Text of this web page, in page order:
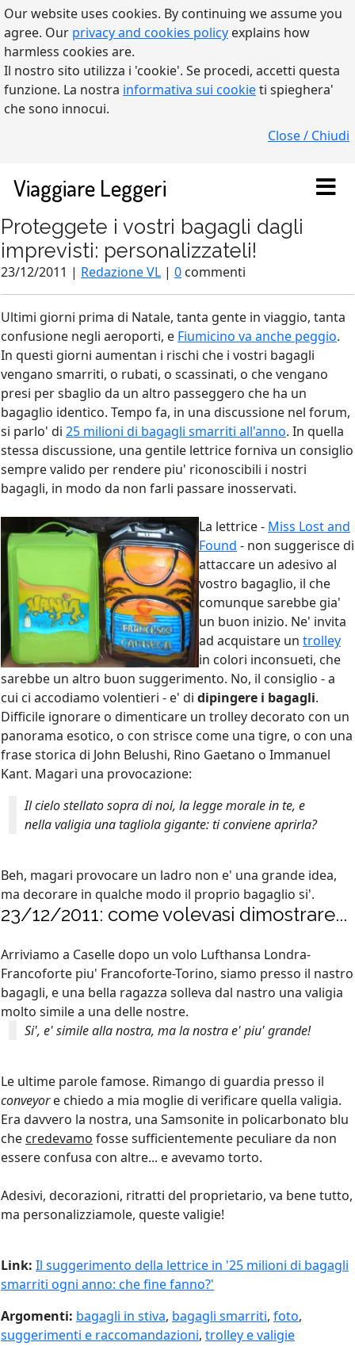
Our website uses cookies. By continuing we assume you
agree. Our privacy and cookies policy explains how
harmless cookies are.
Il nostro sito utilizza i 'cookie'. Se procedi, accetti questa
funzione. La nostra informativa sui cookieti spieghera'
che sono innocui.
Close / Chiudi
Viaggiare Leggeri
Proteggete i vostri bagagli dagli
imprevisti: personalizzateli!
23/12/2011 | Redazione VL | 0 commenti
Ultimi giorni prima di Natale, tanta gente in viaggio, tanta
confusione negli aeroporti, e Fiumicino va anche peggio.
In questi giorni aumentan i rischi che i vostri bagagli
vengano smarriti, o rubati, o scassinati, o che vengano
presi per sbaglio da un altro passeggero che ha un
bagaglio identico. Tempo fa, in una discussione nel forum,
si parlo' di 25 milioni di bagagli smarriti all'anno. In quella
stessa discussione, una gentile lettrice forniva un consiglio
sempre valido per rendere piu' riconoscibili i nostri
bagagli, in modo da non farli passare inosservati.
La lettrice - Miss Lost and
Found - non suggerisce di
attaccare un adesivo al
vostro bagaglio, il che
comunque sarebbe gia'
un buon inizio. Ne' invita
ad acquistare un trolley
in colori inconsueti, che
sarebbe un altro buon suggerimento. No, il consiglio - a
cui ci accodiamo volentieri - e' di dipingere i bagagli.
Difficile ignorare o dimenticare un trolley decorato con un
panorama esotico, o con strisce come una tigre, o con una
frase storica di John Belushi, Rino Gaetano o Immanuel
Kant. Magari una provocazione:
Il cielo stellato sopra di noi, la legge morale in te, e
nella valigia una tagliola gigante: ti conviene aprirla?
Beh, magari provocare un ladro non e' una grande idea,
ma decorare in qualche modo il proprio bagaglio si'.
23/12/2011: come volevasi dimostrare...
Arriviamo a Caselle dopo un volo Lufthansa Londra-
Francoforte piu' Francoforte-Torino, siamo presso il nastro
bagagli, e una bella ragazza solleva dal nastro una valigia
molto simile a una delle nostre.
Si', e' simile alla nostra, ma la nostra e' piu' grande!
Le ultime parole famose. Rimango di guardia presso il
conveyore chiedo a mia moglie di verificare quella valigia.
Era davvero la nostra, una Samsonite in policarbonato blu
che credevamo fosse sufficientemente peculiare da non
essere confusa con altre... e avevamo torto.
Adesivi, decorazioni, ritratti del proprietario, va bene tutto,
ma personalizziamole, queste valigie!
Link: Il suggerimento della lettrice in '25 milioni di bagagli
smarriti ogni anno: che fine fanno?'
Argomenti: bagagli in stiva, bagagli smarriti, foto,
suggerimenti e raccomandazioni, trolley e valigie